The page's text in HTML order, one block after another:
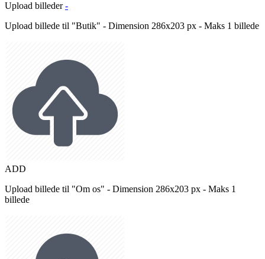
Upload billeder -
Upload billede til "Butik" - Dimension 286x203 px - Maks 1 billede
ADD
Upload billede til "Om os" - Dimension 286x203 px - Maks 1
billede